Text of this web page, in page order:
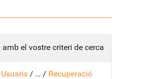
el vostre criteri de cerca
Usuaris / … / Recuperació